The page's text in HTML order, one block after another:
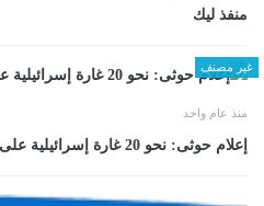
منفذ ليك
غير مصنف
منذ عام واحد
إعلام حوثى: نحو 20 غارة إسرائيلية على عدة مواقع فى الحديدة باليمن